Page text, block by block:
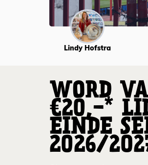
Lindy Hofstra
WORD
€20,-*
EINDE
2026/